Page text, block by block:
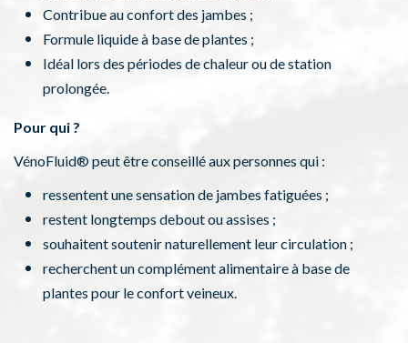
Contribue au confort des jambes ;
Formule liquide à base de plantes ;
Idéal lors des périodes de chaleur ou de station
prolongée.
Pour qui ?
VénoFluid® peut être conseillé aux personnes qui :
ressentent une sensation de jambes fatiguées ;
restent longtemps debout ou assises ;
souhaitent soutenir naturellement leur circulation ;
recherchent un complément alimentaire à base de
plantes pour le confort veineux.